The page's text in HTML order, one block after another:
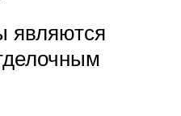
являются